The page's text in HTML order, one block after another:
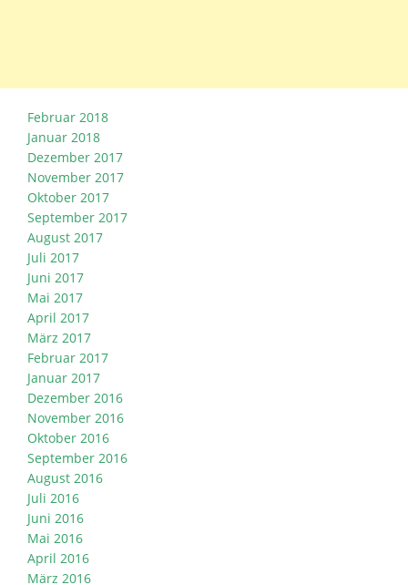
Februar 2018
Januar 2018
Dezember 2017
November 2017
Oktober 2017
September 2017
August 2017
Juli 2017
Juni 2017
Mai 2017
April 2017
März 2017
Februar 2017
Januar 2017
Dezember 2016
November 2016
Oktober 2016
September 2016
August 2016
Juli 2016
Juni 2016
Mai 2016
April 2016
März 2016